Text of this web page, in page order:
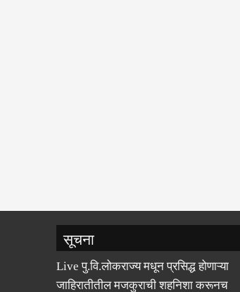
सूचना
Live पु.वि.लोकराज्य मधून प्रसिद्ध होणाऱ्या
जाहिरातीतील मजकुराची शहनिशा करूनच
वाचकांनी त्या संबंधी व्यवहार करावा. जाहिरातीत